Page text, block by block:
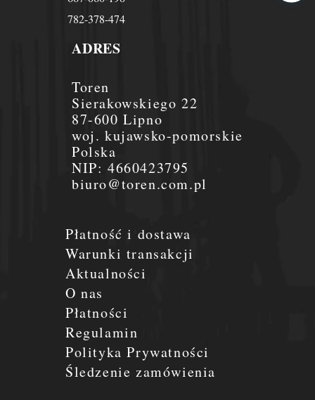
Płatność i dostawa
Warunki transakcji
Aktualności
O nas
Płatności
Regulamin
Polityka Prywatności
Śledzenie zamówienia
ADRES
Toren
Sierakowskiego 22
87-600 Lipno
woj. kujawsko-pomorskie
Polska
NIP:4660423795
biuro@toren.com.pl
782-378-474